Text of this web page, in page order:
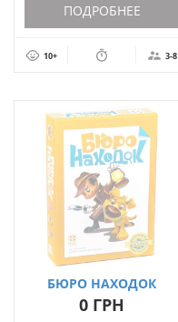
ПОДРОБНЕЕ
10+ 3-8
БЮРО НАХОДОК
0 ГРН